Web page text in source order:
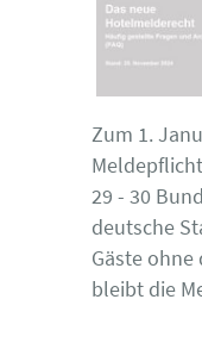
Zum 1.
29 - 30
deutsche
Gäste
bleibt die